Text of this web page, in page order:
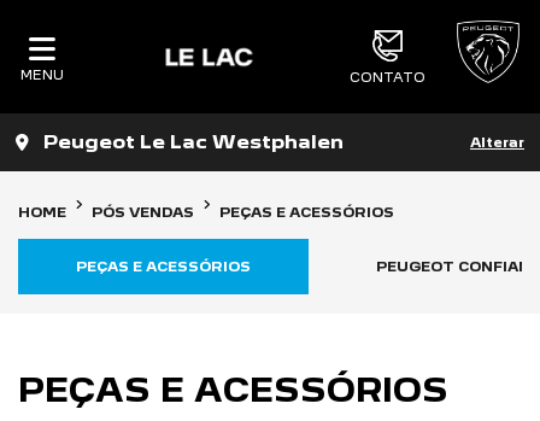
MENU CONTATO
Peugeot Le Lac Westphalen Alterar
HOME PÓS VENDAS PEÇAS E ACESSÓRIOS
PEUGEOT
PEÇAS E ACESSÓRIOS
PEÇAS E ACESSÓRIOS